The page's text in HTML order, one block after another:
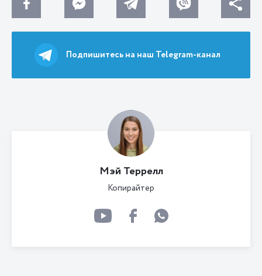
Подпишитесь на наш Telegram-канал
Мэй Террелл
Копирайтер